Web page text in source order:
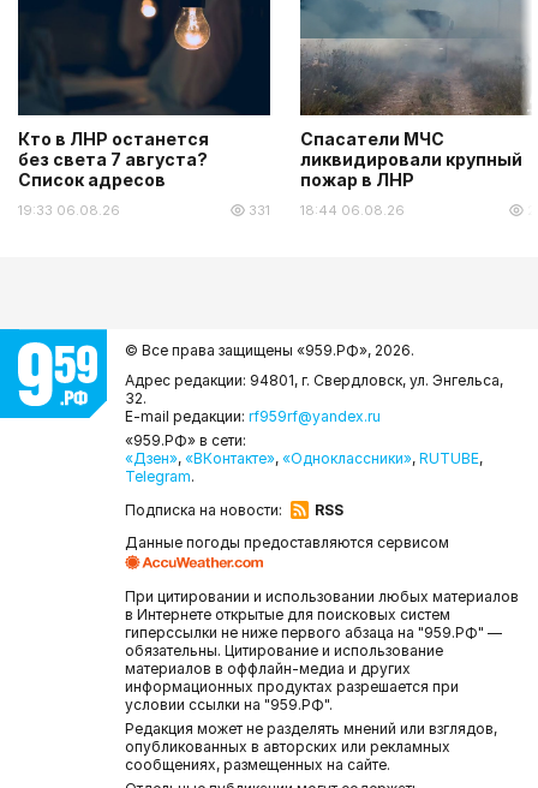
Кто в ЛНР останется
без света 7 августа?
Список адресов
19:33 06.08.26 331
Спасатели МЧС
ликвидировали крупный
пожар в ЛНР
18:44 06.08.26
© Все права защищены «959.РФ», 2026.
Адрес редакции: 94801, г. Свердловск, ул. Энгельса,
32.
E-mail редакции: rf959rf@yandex.ru
«959.РФ» в сети:
«Дзен», «ВКонтакте», «Одноклассники», RUTUBE,
Telegram.
Подписка на новости:
RSS
Данные погоды предоставляются сервисом
При цитировании и использовании любых материалов
в Интернете открытые для поисковых систем
гиперссылки не ниже первого абзаца на "959.РФ" —
обязательны. Цитирование и использование
материалов в оффлайн-медиа и других
информационных продуктах разрешается при
условии ссылки на "959.РФ".
Редакция может не разделять мнений или взглядов,
опубликованных в авторских или рекламных
сообщениях, размещенных на сайте.